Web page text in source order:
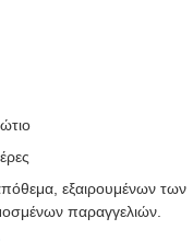
εξαιρουμένων των
παραγγελιών.